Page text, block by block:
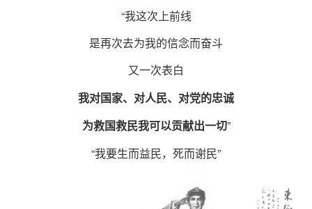
“我这次上前线
是再次去为我的信念而奋斗
又一次表白
我对国家、对人民、对党的忠诚
为救国救民我可以贡献出一切”
“我要生而益民，死而谢民”